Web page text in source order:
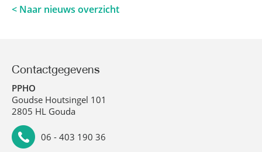
< Naar nieuws overzicht
Contactgegevens
PPHO
Goudse Houtsingel 101
2805 HL Gouda
06 - 403 190 36